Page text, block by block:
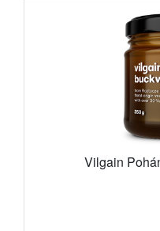
Vilgain